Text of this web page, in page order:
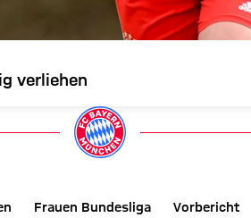
verliehen
Frauen Bundesliga Vorbericht